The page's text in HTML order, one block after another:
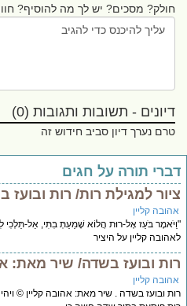
חולק? מסכים? יש לך מה להוסיף?
דיונים - תשובות ותגובות (0)
טרם נערך דיון סביב חידוש זה
תורה על חגים
למגילת רות/ רות ובועז ב..
קליין
בֹּעַז אֶל-רוּת הֲלוֹא שָׁמַעַתְּ בִּתִּי, אַל-תֵּלְכִי
קליין על היציר
ובועז בשדה/ שיר מאת:
קליין
ובועז בשדה . שיר מאת: אהובה קליין © ויהי